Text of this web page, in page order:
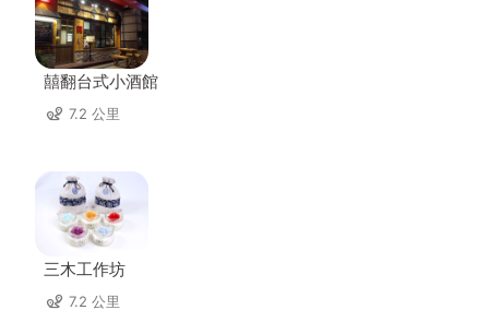
囍翻台式小酒館
7.2 公里
三木工作坊
7.2 公里